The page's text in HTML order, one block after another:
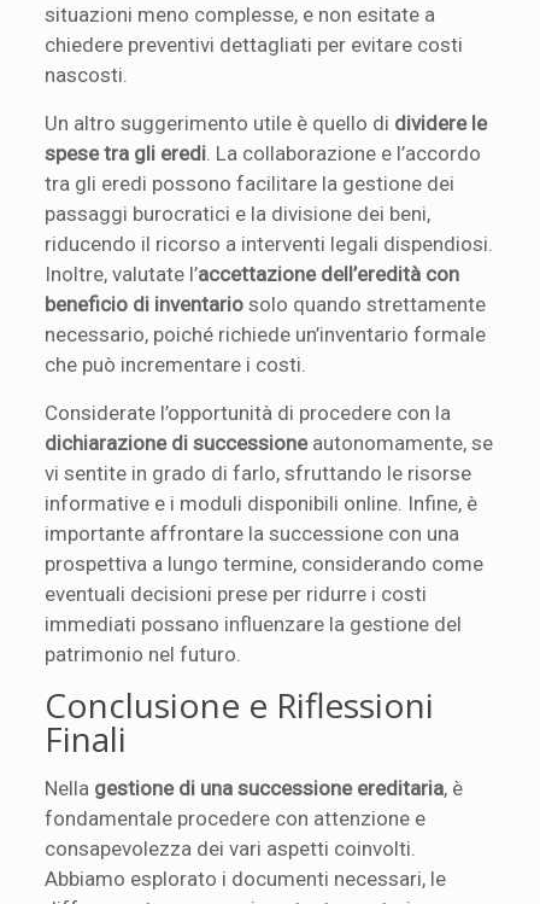
situazioni meno complesse, e non esitate a
chiedere preventivi dettagliati per evitare costi
nascosti.
Un altro suggerimento utile è quello di dividere le
spese tra gli eredi . La collaborazione e l’accordo
tra gli eredi possono facilitare la gestione dei
passaggi burocratici e la divisione dei beni,
riducendo il ricorso a interventi legali dispendiosi.
Inoltre, valutate l’accettazione dell’eredità con
beneficio di inventario solo quando strettamente
necessario, poiché richiede un’inventario formale
che può incrementare i costi.
Considerate l’opportunità di procedere con la
dichiarazione di successioneautonomamente, se
vi sentite in grado di farlo, sfruttando le risorse
informative e i moduli disponibili online. Infine, è
importante affrontare la successione con una
prospettiva a lungo termine, considerando come
eventuali decisioni prese per ridurre i costi
immediati possano influenzare la gestione del
patrimonio nel futuro.
Conclusione e Riflessioni
Finali
Nella gestione di una successione ereditaria, è
fondamentale procedere con attenzione e
consapevolezza dei vari aspetti coinvolti.
Abbiamo esplorato i documenti necessari, le